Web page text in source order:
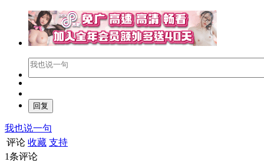
我也说一句
评论 收藏 支持
1条评论